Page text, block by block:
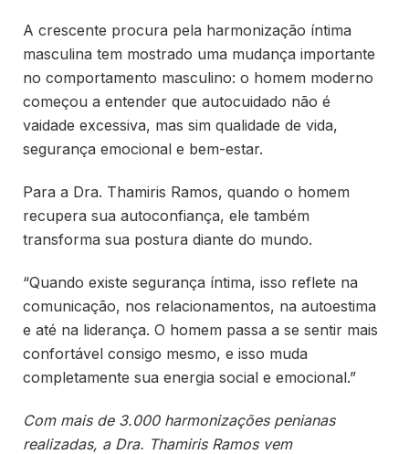
A crescente procura pela harmonização íntima
masculina tem mostrado uma mudança importante
no comportamento masculino: o homem moderno
começou a entender que autocuidado não é
vaidade excessiva, mas sim qualidade de vida,
segurança emocional e bem-estar.
Para a Dra. Thamiris Ramos, quando o homem
recupera sua autoconfiança, ele também
transforma sua postura diante do mundo.
“Quando existe segurança íntima, isso reflete na
comunicação, nos relacionamentos, na autoestima
e até na liderança. O homem passa a se sentir mais
confortável consigo mesmo, e isso muda
completamente sua energia social e emocional.”
Com mais de 3.000 harmonizações penianas
realizadas, a Dra. Thamiris Ramos vem